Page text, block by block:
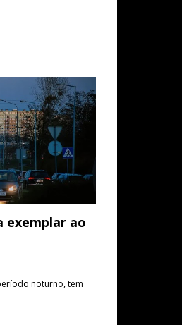
exemplar ao
noturno, tem